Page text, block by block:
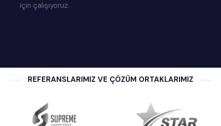
için çalışıyoruz.
REFERANSLARIMIZ VE ÇÖZÜM ORTAKLARIMIZ